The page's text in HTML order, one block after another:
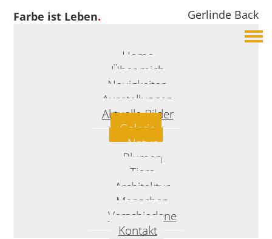
Farbe ist Leben. Gerlinde Back
Home
Über mich
Neuigkeiten
Ausstellungen
Aktuelle Bilder
Galerie
Natur
Blumen
Tiere
Architektur
Menschen
Verschiedene
Kontakt